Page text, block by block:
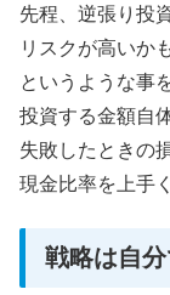
先程、逆張り投
リスクが高いか
というような事
投資する金額自
失敗したときの
現金比率を上手
戦略は自